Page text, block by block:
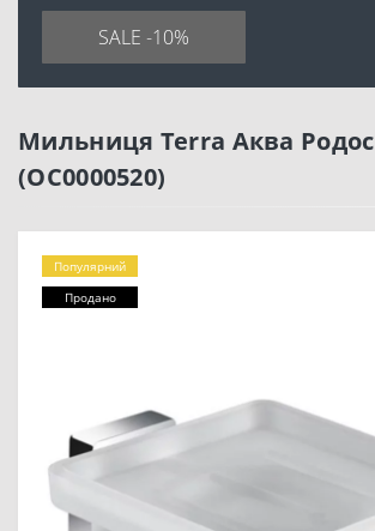
SALE -10%
Мильниця Terra Аква Родос
(OC0000520)
Популярний
Продано